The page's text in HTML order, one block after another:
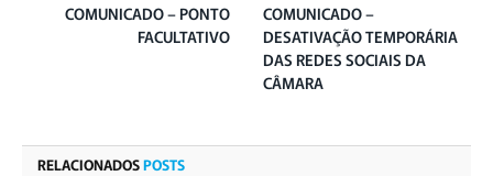
COMUNICADO – PONTO
FACULTATIVO
COMUNICADO –
DESATIVAÇÃO TEMPORÁRIA
DAS REDES SOCIAIS DA
CÂMARA
RELACIONADOSPOSTS